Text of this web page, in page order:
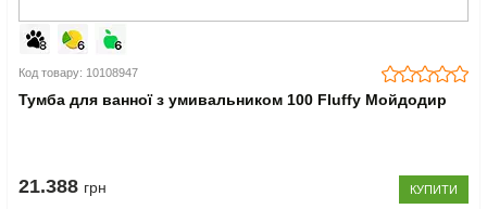
Код товару: 10108947
Тумба для ванної з умивальником 100 Fluffy Мойдодир
21.388 грн КУПИТИ